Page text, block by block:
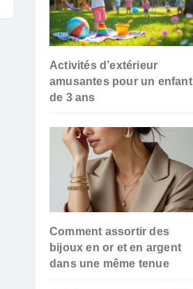
Activités d’extérieur
amusantes pour un enfant
de 3 ans
Comment assortir des
bijoux en or et en argent
dans une même tenue